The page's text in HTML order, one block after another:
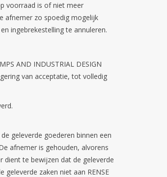
voorraad is of niet meer
afnemer zo spoedig mogelijk
ingebrekestelling te annuleren.
AND INDUSTRIAL DESIGN
van acceptatie, tot volledig
geleverde goederen binnen een
afnemer is gehouden, alvorens
dient te bewijzen dat de geleverde
zaken niet aan RENSE